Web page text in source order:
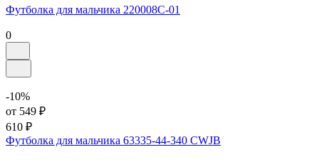
Футболка для мальчика 220008C-01
0
-10%
от 549 ₽
610 ₽
Футболка для мальчика 63335-44-340 CWJB